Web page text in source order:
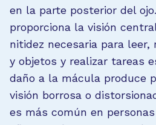
en la parte posterior del
proporciona la visión
nitidez necesaria para leer,
y objetos y realizar tareas
daño a la mácula produce
visión borrosa o
es más común en